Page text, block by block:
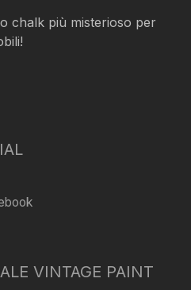
chalk più misterioso per
VINTAGE PAINT